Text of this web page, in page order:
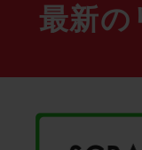
最新の